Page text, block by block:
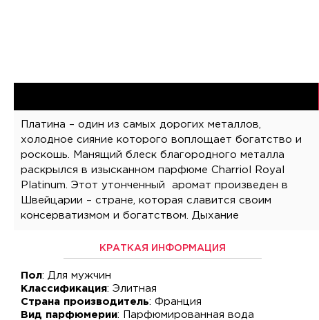
Платина – один из самых дорогих металлов,
холодное сияние которого воплощает богатство и
роскошь. Манящий блеск благородного металла
раскрылся в изысканном парфюме Charriol Royal
Platinum. Этот утонченный аромат произведен в
Швейцарии – стране, которая славится своим
консерватизмом и богатством. Дыхание
швейцарского шика чувствуется в уникальном
КРАТКАЯ ИНФОРМАЦИЯ
Пол: Для мужчин
Классификация: Элитная
Страна производитель: Франция
Вид парфюмерии: Парфюмированная вода